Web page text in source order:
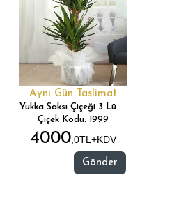
Aynı Gün Taslimat
Yukka Saksı Çiçeği 3 Lü (Yucca)
Çiçek Kodu: 1999
4000,0TL+KDV
Gönder